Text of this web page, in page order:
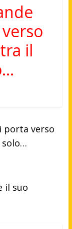
il
porta verso
solo…
il suo